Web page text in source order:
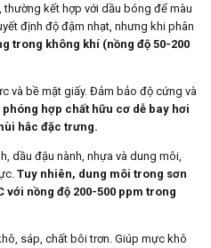
thường kết hợp với dầu bóng để màu
định độ đậm nhạt, nhưng khi phân
trong không khí (nồng độ 50-200
và bề mặt giấy. Đảm bảo độ cứng và
hợp chất hữu cơ dễ bay hơi
hắc đặc trưng.
dầu đậu nành, nhựa và dung môi,
Tuy nhiên, dung môi trong sơn
với nồng độ 200-500 ppm trong
sáp, chất bôi trơn. Giúp mực khô